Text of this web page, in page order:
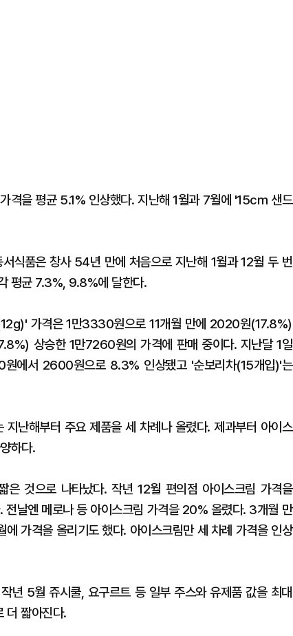
격을 평균 5.1% 인상했다. 지난해 1월과 7월에 '15cm 샌드
식품은 창사 54년 만에 처음으로 지난해 1월과 12월 두 번
평균 7.3%, 9.8%에 달한다.
가격은 1만3330원으로 11개월 만에 2020원(17.8%)
상승한 1만7260원의 가격에 판매 중이다. 지난달 1일
에서 2600원으로 8.3% 인상됐고 '순보리차(15개입)'는
난해부터 주요 제품을 세 차례나 올렸다. 제과부터 아이스
하다.
것으로 나타났다. 작년 12월 편의점 아이스크림 가격을
날엔 메로나 등 아이스크림 가격을 20% 올렸다. 3개월 만
가격을 올리기도 했다. 아이스크림만 세 차례 가격을 인상
년 5월 쥬시쿨, 요구르트 등 일부 주스와 유제품 값을 최대
더 짧아진다.